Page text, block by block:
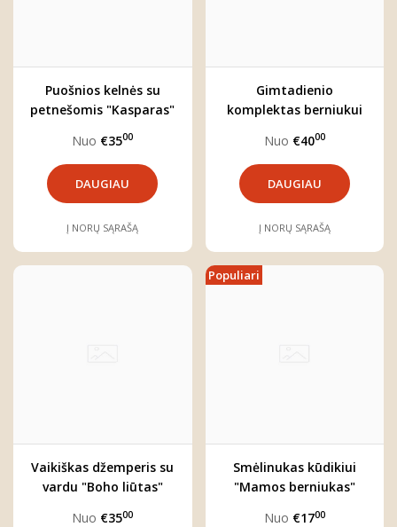
Puošnios kelnės su
petnešomis "Kasparas"
Nuo €3500
DAUGIAU
Į NORŲ SĄRAŠĄ
Gimtadienio
komplektas berniukui
Nuo €4000
DAUGIAU
Į NORŲ SĄRAŠĄ
Vaikiškas džemperis su
vardu "Boho liūtas"
Nuo €3500
Populiari
Smėlinukas kūdikiui
"Mamos berniukas"
Nuo €1700